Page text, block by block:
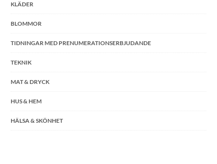
KLÄDER
BLOMMOR
TIDNINGAR MED PRENUMERATIONSERBJUDANDE
TEKNIK
MAT & DRYCK
HUS & HEM
HÄLSA & SKÖNHET